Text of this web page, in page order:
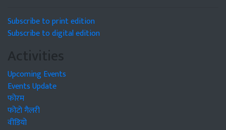
Subscribe to print edition
Subscribe to digital edition
Activities
Upcoming Events
Events Update
फोरम
फोटो गैलरी
वीडियो